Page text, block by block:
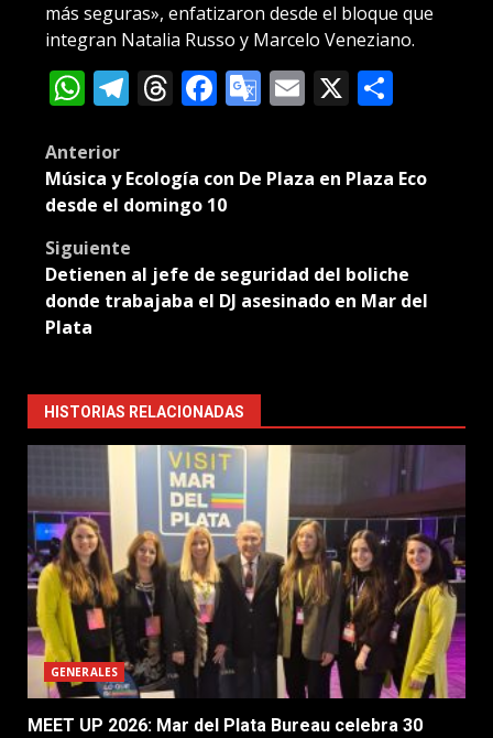
más seguras», enfatizaron desde el bloque que
integran Natalia Russo y Marcelo Veneziano.
WhatsApp
Telegram
Threads
Facebook
Google
Email
X
Post
navigation
Anterior
Música y Ecología con De Plaza en Plaza Eco
desde el domingo 10
Siguiente
Detienen al jefe de seguridad del boliche
donde trabajaba el DJ asesinado en Mar del
Plata
HISTORIAS RELACIONADAS
GENERALES
MEET UP 2026: Mar del Plata Bureau celebra 30